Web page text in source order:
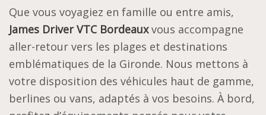
Que vous voyagiez en famille ou entre amis,
James Driver VTC Bordeauxvous accompagne
aller-retour vers les plages et destinations
emblématiques de la Gironde. Nous mettons à
votre disposition des véhicules haut de gamme,
berlines ou vans, adaptés à vos besoins. À bord,